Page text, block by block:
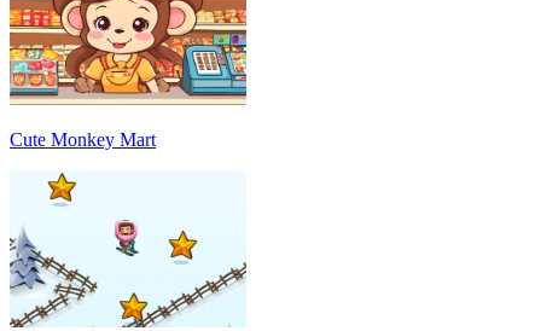
Cute Monkey Mart